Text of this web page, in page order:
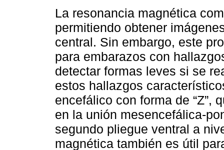
La resonancia magnética
permitiendo obtener
central. Sin embargo, este
para embarazos con
detectar formas leves si se
estos hallazgos
encefálico con forma de “Z”,
en la unión mesencefálica-
segundo pliegue ventral a
magnética también es útil